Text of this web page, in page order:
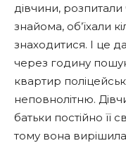
дівчини, розпитали
знайома, об’їхали
знаходитися. І це
через годину
квартир
неповнолітню.
батьки постійно її
тому вона